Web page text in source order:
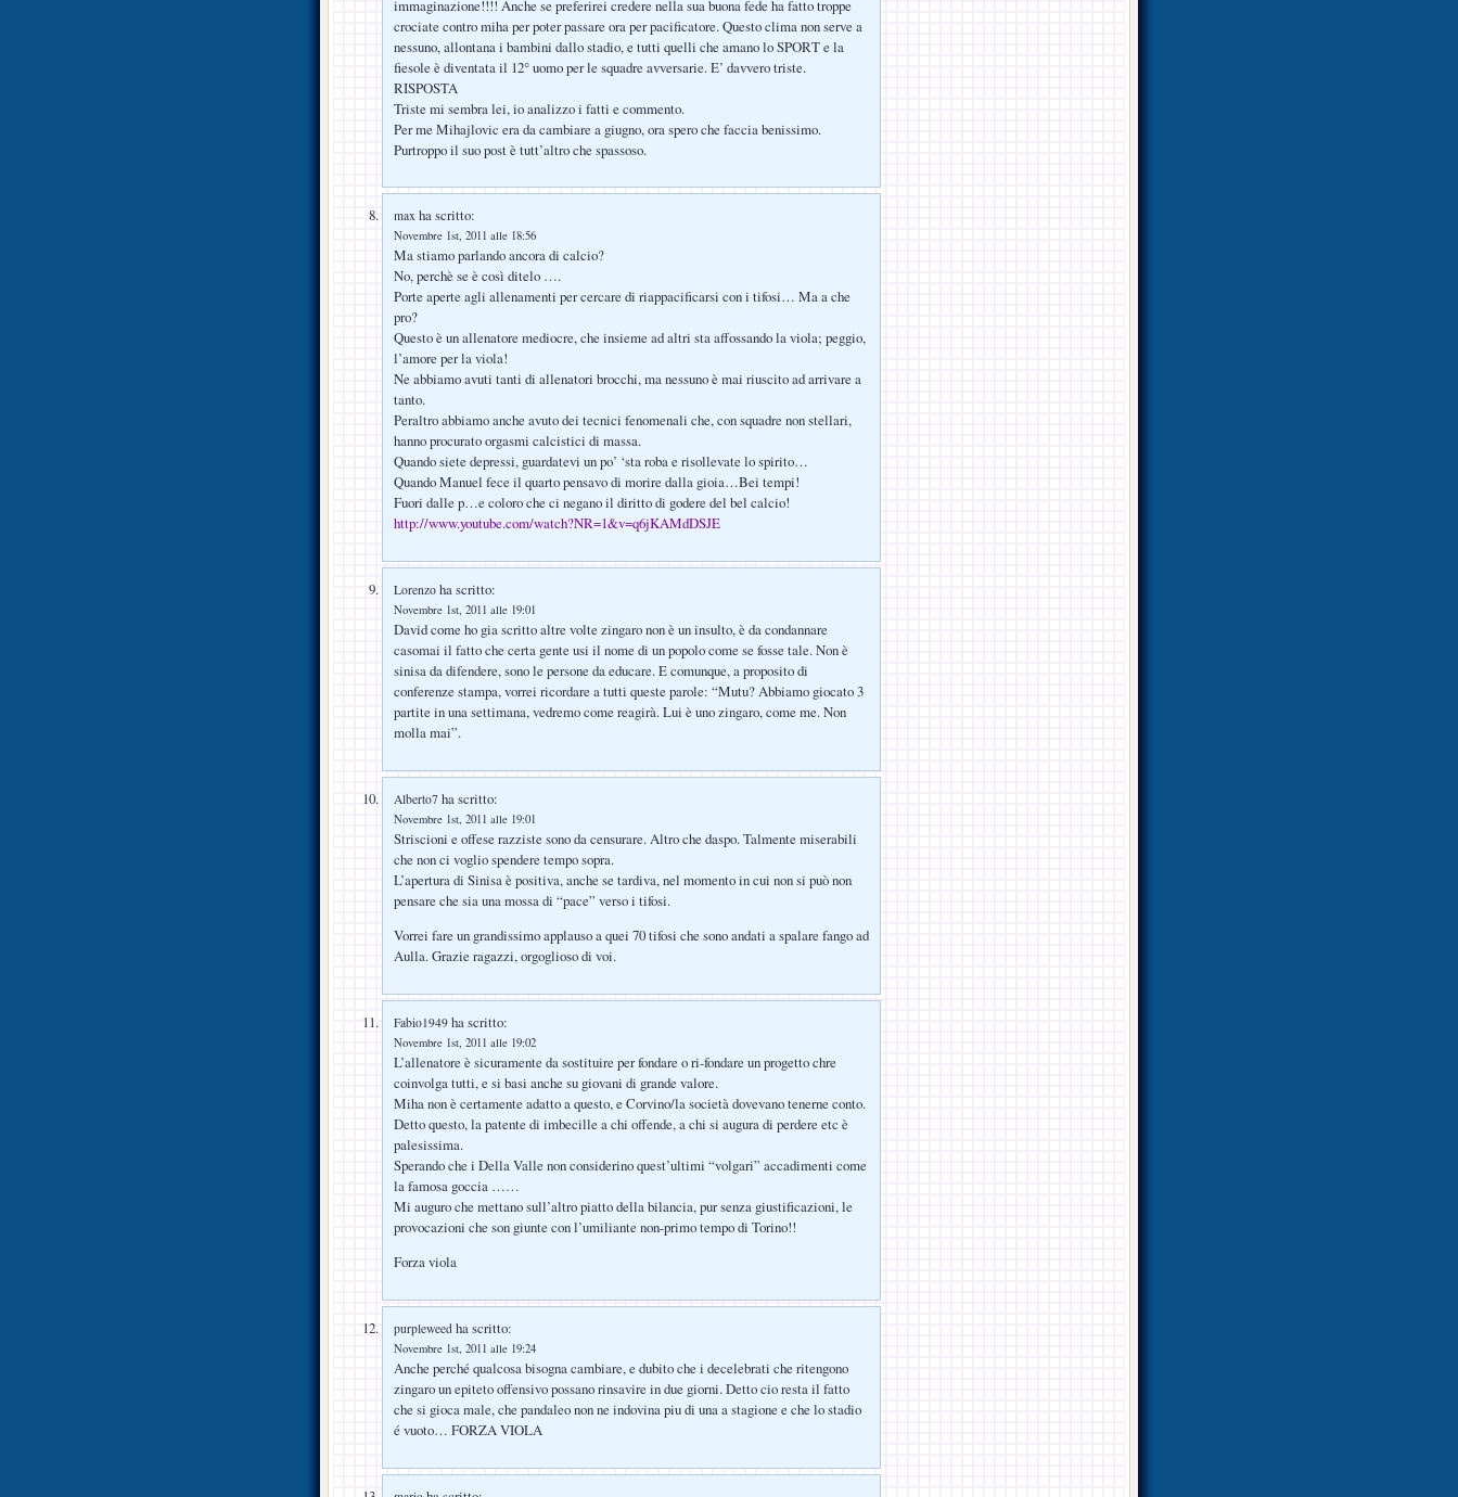
immaginazione!!!! Anche se preferirei credere nella sua buona fede ha fatto troppe
crociate contro miha per poter passare ora per pacificatore. Questo clima non serve a
nessuno, allontana i bambini dallo stadio, e tutti quelli che amano lo SPORT e la
fiesole è diventata il 12° uomo per le squadre avversarie. E’ davvero triste.
RISPOSTA
Triste mi sembra lei, io analizzo i fatti e commento.
Per me Mihajlovic era da cambiare a giugno, ora spero che faccia benissimo.
Purtroppo il suo post è tutt’altro che spassoso.
max ha scritto:
Novembre 1st, 2011 alle 18:56
Ma stiamo parlando ancora di calcio?
No, perchè se è così ditelo ….
Porte aperte agli allenamenti per cercare di riappacificarsi con i tifosi… Ma a che
pro?
Questo è un allenatore mediocre, che insieme ad altri sta affossando la viola; peggio,
l’amore per la viola!
Ne abbiamo avuti tanti di allenatori brocchi, ma nessuno è mai riuscito ad arrivare a
tanto.
Peraltro abbiamo anche avuto dei tecnici fenomenali che, con squadre non stellari,
hanno procurato orgasmi calcistici di massa.
Quando siete depressi, guardatevi un po’ ‘sta roba e risollevate lo spirito…
Quando Manuel fece il quarto pensavo di morire dalla gioia…Bei tempi!
Fuori dalle p…e coloro che ci negano il diritto di godere del bel calcio!
http://www.youtube.com/watch?NR=1&v=q6jKAMdDSJE
Lorenzo ha scritto:
Novembre 1st, 2011 alle 19:01
David come ho gia scritto altre volte zingaro non è un insulto, è da condannare
casomai il fatto che certa gente usi il nome di un popolo come se fosse tale. Non è
sinisa da difendere, sono le persone da educare. E comunque, a proposito di
conferenze stampa, vorrei ricordare a tutti queste parole: “Mutu? Abbiamo giocato 3
partite in una settimana, vedremo come reagirà. Lui è uno zingaro, come me. Non
molla mai”.
Alberto7 ha scritto:
Novembre 1st, 2011 alle 19:01
Striscioni e offese razziste sono da censurare. Altro che daspo. Talmente miserabili
che non ci voglio spendere tempo sopra.
L’apertura di Sinisa è positiva, anche se tardiva, nel momento in cui non si può non
pensare che sia una mossa di “pace” verso i tifosi.
Vorrei fare un grandissimo applauso a quei 70 tifosi che sono andati a spalare fango ad
Aulla. Grazie ragazzi, orgoglioso di voi.
Fabio1949 ha scritto:
Novembre 1st, 2011 alle 19:02
L’allenatore è sicuramente da sostituire per fondare o ri-fondare un progetto chre
coinvolga tutti, e si basi anche su giovani di grande valore.
Miha non è certamente adatto a questo, e Corvino/la società dovevano tenerne conto.
Detto questo, la patente di imbecille a chi offende, a chi si augura di perdere etc è
palesissima.
Sperando che i Della Valle non considerino quest’ultimi “volgari” accadimenti come
la famosa goccia ……
Mi auguro che mettano sull’altro piatto della bilancia, pur senza giustificazioni, le
provocazioni che son giunte con l’umiliante non-primo tempo di Torino!!
Forza viola
purpleweed ha scritto:
Novembre 1st, 2011 alle 19:24
Anche perché qualcosa bisogna cambiare, e dubito che i decelebrati che ritengono
zingaro un epiteto offensivo possano rinsavire in due giorni. Detto cio resta il fatto
che si gioca male, che pandaleo non ne indovina piu di una a stagione e che lo stadio
é vuoto… FORZA VIOLA